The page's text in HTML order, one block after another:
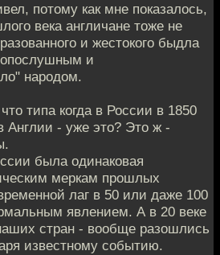
потому как мне показалось,
века англичане тоже не
и жестокого быдла
и
народом.
типа когда в России в 1850
Англии - уже это? Это ж -
была одинаковая
меркам прошлых
лаг в 50 или даже 100
явлением. А в 20 веке
стран - вообще разошлись
известному событию.